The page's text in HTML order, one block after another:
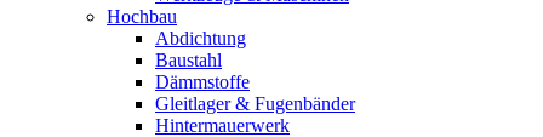
Hochbau
Abdichtung
Baustahl
Dämmstoffe
Gleitlager & Fugenbänder
Hintermauerwerk